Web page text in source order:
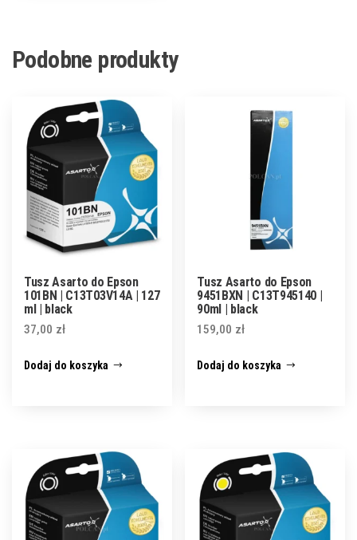
Podobne produkty
Tusz Asarto do Epson
101BN | C13T03V14A | 127
ml | black
37,00 zł
Dodaj do koszyka
Tusz Asarto do Epson
9451BXN | C13T945140 |
90ml | black
159,00 zł
Dodaj do koszyka